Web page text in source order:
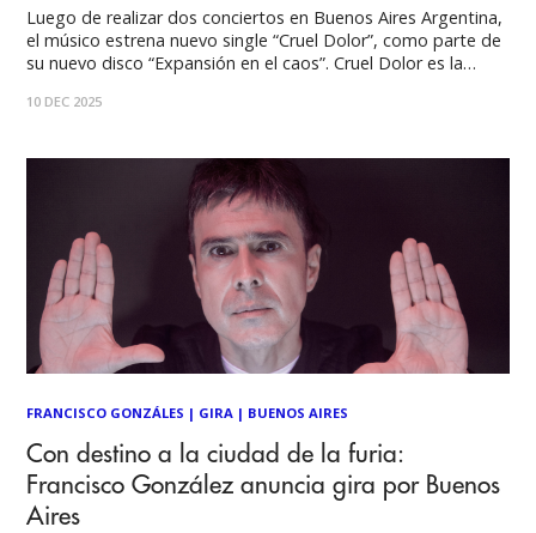
Luego de realizar dos conciertos en Buenos Aires Argentina,
el músico estrena nuevo single “Cruel Dolor”, como parte de
su nuevo disco “Expansión en el caos”. Cruel Dolor es la
padeció: “Esta dolorosa vivencia me sirvió para expresar el
10 DEC 2025
FRANCISCO GONZÁLES | GIRA | BUENOS AIRES
Con destino a la ciudad de la furia:
Francisco González anuncia gira por Buenos
Aires